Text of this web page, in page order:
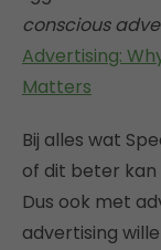
conscious
Advertising:
Matters
Bij alles wat
of dit beter kan
Dus ook met
advertising